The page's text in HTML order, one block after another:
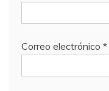
Correo electrónico *